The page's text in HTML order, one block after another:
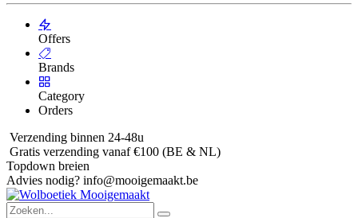
Offers
Brands
Category
Orders
Verzending binnen 24-48u
Gratis verzending vanaf €100 (BE & NL)
Topdown breien
Advies nodig? info@mooigemaakt.be